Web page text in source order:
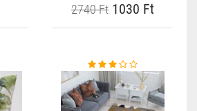
2740 Ft 1030 Ft